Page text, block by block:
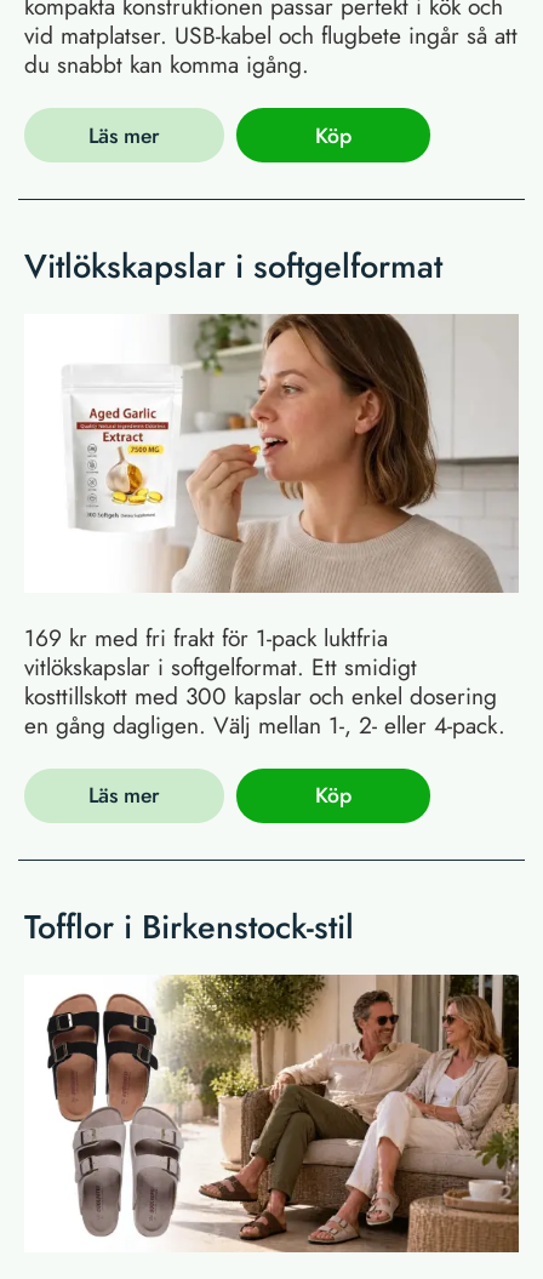
vid matplatser. USB-kabel och flugbete ingår så att
du snabbt kan komma igång.
Läs mer Köp
Vitlökskapslar i softgelformat
169 kr med fri frakt för 1-pack luktfria
vitlökskapslar i softgelformat. Ett smidigt
kosttillskott med 300 kapslar och enkel dosering
en gång dagligen. Välj mellan 1-, 2- eller 4-pack.
Läs mer Köp
Tofflor i Birkenstock-stil